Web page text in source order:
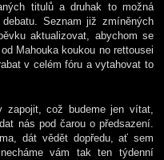
titulů a druhak to možná
Seznam již zmíněných
aktualizovat, abychom se
Mahouka koukou no rettousei
v celém fóru a vytahovat to
zapojit, což budeme jen vítat,
nás pod čarou o předsazení.
dát vědět dopředu, ať sem
vám tak ten týdenní